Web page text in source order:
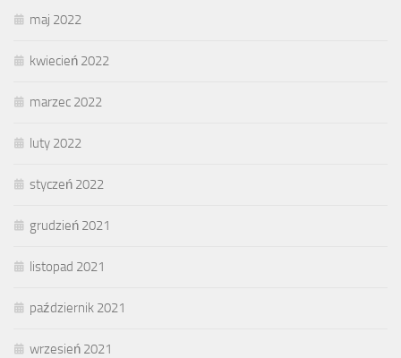
maj 2022
kwiecień 2022
marzec 2022
luty 2022
styczeń 2022
grudzień 2021
listopad 2021
październik 2021
wrzesień 2021